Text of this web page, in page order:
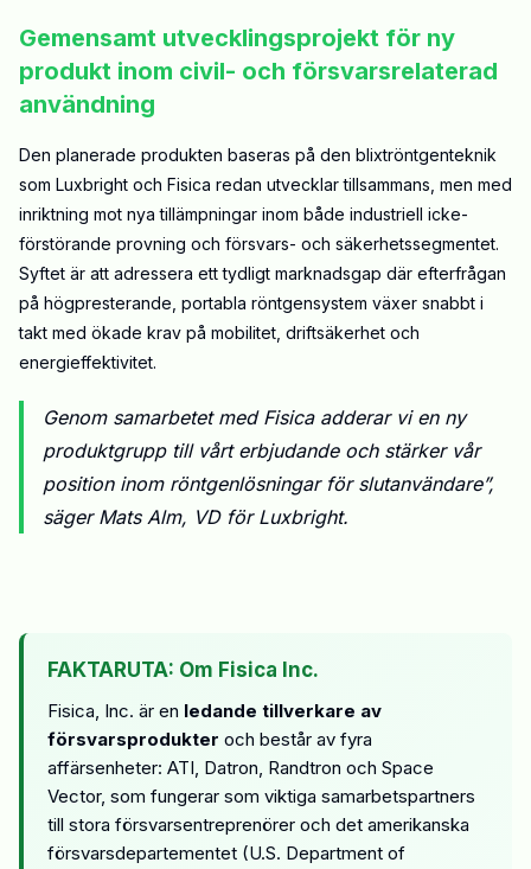
Gemensamt utvecklingsprojekt för ny
produkt inom civil- och försvarsrelaterad
användning
Den planerade produkten baseras på den blixtröntgenteknik
som Luxbright och Fisica redan utvecklar tillsammans, men med
inriktning mot nya tillämpningar inom både industriell icke-
förstörande provning och försvars- och säkerhetssegmentet.
Syftet är att adressera ett tydligt marknadsgap där efterfrågan
på högpresterande, portabla röntgensystem växer snabbt i
takt med ökade krav på mobilitet, driftsäkerhet och
energieffektivitet.
Genom samarbetet med Fisica adderar vi en ny
produktgrupp till vårt erbjudande och stärker vår
position inom röntgenlösningar för slutanvändare”,
säger Mats Alm, VD för Luxbright.
FAKTARUTA: Om Fisica Inc.
Fisica, Inc. är en ledande tillverkare av
försvarsprodukter och består av fyra
affärsenheter: ATI, Datron, Randtron och Space
Vector, som fungerar som viktiga samarbetspartners
till stora försvarsentreprenörer och det amerikanska
försvarsdepartementet (U.S. Department of